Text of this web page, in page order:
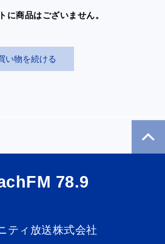
に商品はございません。
78.9
ティ放送株式会社